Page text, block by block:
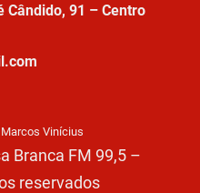
Cândido, 91 – Centro
Vinícius
Branca FM 99,5 –
reservados